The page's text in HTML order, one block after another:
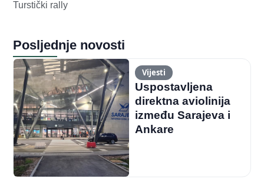
Turstički rally
Posljednje novosti
Vijesti
Uspostavljena
direktna aviolinija
između Sarajeva i
Ankare